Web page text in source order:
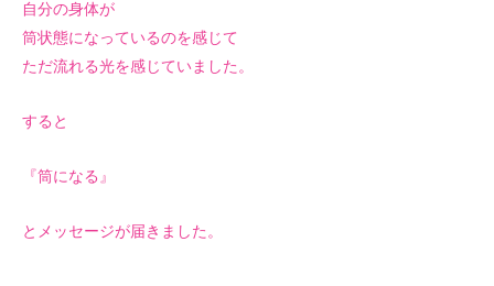
自分の身体が
筒状態になっているのを感じて
ただ流れる光を感じていました。
すると
『筒になる』
とメッセージが届きました。